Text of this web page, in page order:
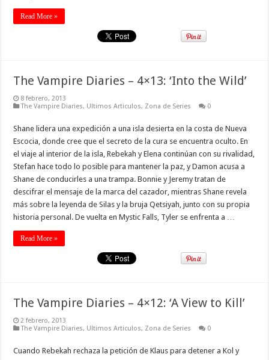
Read More »
The Vampire Diaries – 4×13: ‘Into the Wild’
8 febrero, 2013
The Vampire Diaries, Ultimos Articulos, Zona de Series 0
Shane lidera una expedición a una isla desierta en la costa de Nueva
Escocia, donde cree que el secreto de la cura se encuentra oculto. En
el viaje al interior de la isla, Rebekah y Elena continúan con su rivalidad,
Stefan hace todo lo posible para mantener la paz, y Damon acusa a
Shane de conducirles a una trampa. Bonnie y Jeremy tratan de
descifrar el mensaje de la marca del cazador, mientras Shane revela
más sobre la leyenda de Silas y la bruja Qetsiyah, junto con su propia
historia personal. De vuelta en Mystic Falls, Tyler se enfrenta a …
Read More »
The Vampire Diaries – 4×12: ‘A View to Kill’
2 febrero, 2013
The Vampire Diaries, Ultimos Articulos, Zona de Series 0
Cuando Rebekah rechaza la petición de Klaus para detener a Kol y